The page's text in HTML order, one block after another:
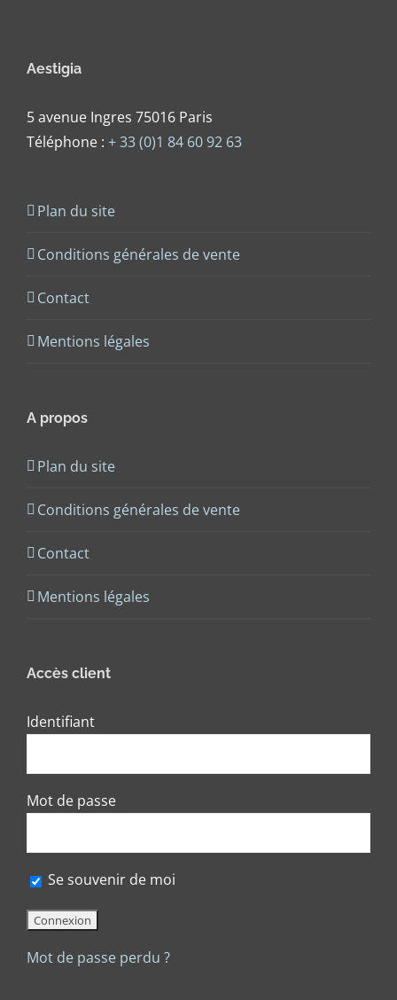
Aestigia
5 avenue Ingres 75016 Paris
Téléphone : + 33 (0)1 84 60 92 63
Plan du site
Conditions générales de vente
Contact
Mentions légales
A propos
Plan du site
Conditions générales de vente
Contact
Mentions légales
Accès client
Identifiant
Mot de passe
Se souvenir de moi
Mot de passe perdu ?